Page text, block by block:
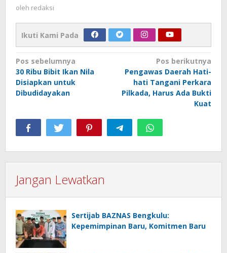
oleh redaksi
Ikuti Kami Pada
Navigasi
pos
Pos sebelumnya
30 Ribu Bibit Ikan Nila
Disiapkan untuk
Dibudidayakan
Pos berikutnya
Pengawas Daerah Hati-
hati Tangani Perkara
Pilkada, Harus Ada Bukti
Kuat
Jangan Lewatkan
Sertijab BAZNAS Bengkulu:
Kepemimpinan Baru, Komitmen Baru